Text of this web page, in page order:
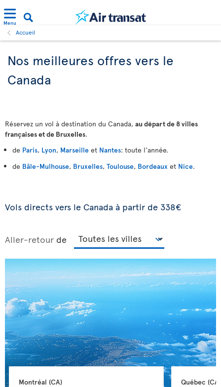
Menu
Accueil
Nos meilleures offres vers le
Canada
Réservez un vol à destination du Canada, au départ de 8 villes
françaises et de Bruxelles.
de Paris, Lyon, Marseille et Nantes: toute l'année.
de Bâle-Mulhouse, Bruxelles, Toulouse, Bordeaux et Nice.
Vols directs vers le Canada à partir de 338€
Aller-retour de
Montréal (CA) Québec (CA)